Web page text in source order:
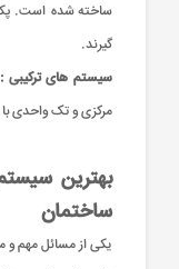
ساخته شده است.
گیرند.
سیستم های
مرکزی و تک واحدی
بهترین
ساختمان
یکی از مسائل مهم و